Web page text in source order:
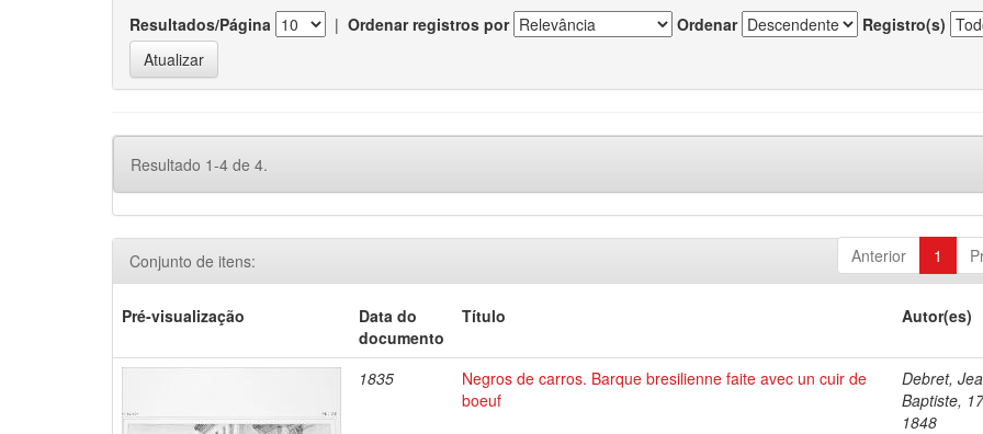
Resultados/Página | Ordenar registros por Ordenar Registro(s)
Resultado 1-4 de 4.
Anterior 1
Conjunto de itens:
Pré-visualização
Data do
documento
Título Autor(es)
1835
Negros de carros. Barque bresilienne faite avec un cuir de
boeuf
Debret,
Baptiste,
1848